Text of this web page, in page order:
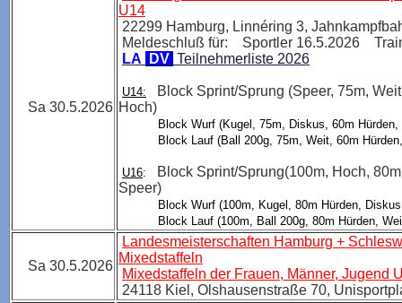
Sa 30.5.2026
U14
22299 Hamburg, Linnéring 3,
Meldeschluß für: Sportler 16.5.2026
LA
DV Teilnehmerliste 2026
U14:
Block Sprint/Sprung (Speer, 75m,
Hoch)
Block Wurf (Kugel, 75m, Diskus, 60m Hürden,
Block Lauf (Ball 200g, 75m, Weit, 60m Hürden,
U16:
Block Sprint/Sprung(100m, Hoch,
Speer)
Block Wurf (100m, Kugel, 80m Hürden,
Block Lauf (100m, Ball 200g, 80m Hürden,
Sa 30.5.2026
Landesmeisterschaften Hamburg +
Mixedstaffeln
Mixedstaffeln der Frauen, Männer, Jugend
24118 Kiel, Olshausenstraße 70,